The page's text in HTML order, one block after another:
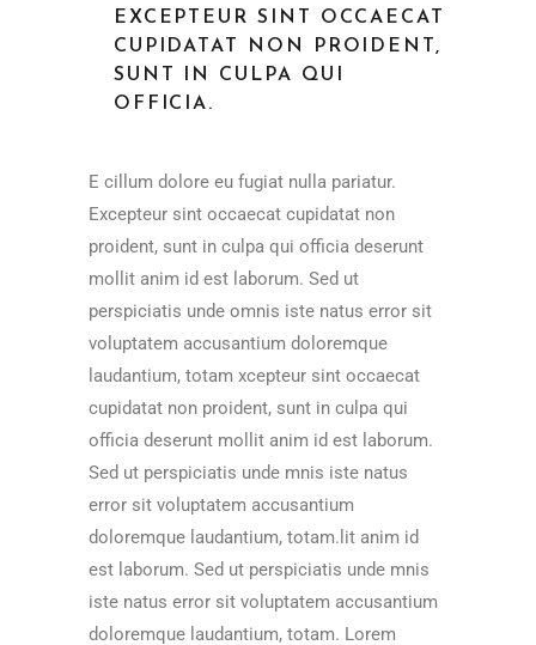
EXCEPTEUR SINT OCCAECAT
CUPIDATAT NON PROIDENT,
SUNT IN CULPA QUI
OFFICIA.
E cillum dolore eu fugiat nulla pariatur.
Excepteur sint occaecat cupidatat non
proident, sunt in culpa qui officia deserunt
mollit anim id est laborum. Sed ut
perspiciatis unde omnis iste natus error sit
voluptatem accusantium doloremque
laudantium, totam xcepteur sint occaecat
cupidatat non proident, sunt in culpa qui
officia deserunt mollit anim id est laborum.
Sed ut perspiciatis unde mnis iste natus
error sit voluptatem accusantium
doloremque laudantium, totam.lit anim id
est laborum. Sed ut perspiciatis unde mnis
iste natus error sit voluptatem accusantium
doloremque laudantium, totam. Lorem